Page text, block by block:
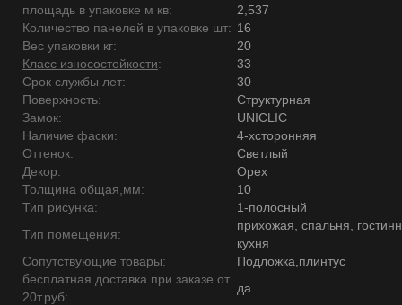
площадь в упаковке м кв:
2,537
Количество панелей в упаковке шт: 16
Вес упаковки кг:
20
Класс износостойкости:
33
Срок службы лет:
30
Поверхность:
Структурная
Замок:
UNICLIC
Наличие фаски:
4-хсторонняя
Оттенок:
Светлый
Декор:
Орех
Толщина общая,мм:
10
Тип рисунка:
1-полосный
Тип помещения:
прихожая, спальня,
кухня
Сопутствующие товары:
Подложка,плинтус
бесплатная доставка при заказе от
20т.руб:
да